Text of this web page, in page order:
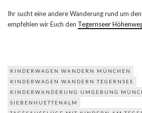
Ihr sucht eine andere Wanderung rund um
empfehlen wir Euch den Tegernseer
KINDERWAGEN WANDERN MÜNCHEN
KINDERWAGEN WANDERN TEGERNSEE
KINDERWANDERUNG UMGEBUNG
SIEBENHUETTENALM